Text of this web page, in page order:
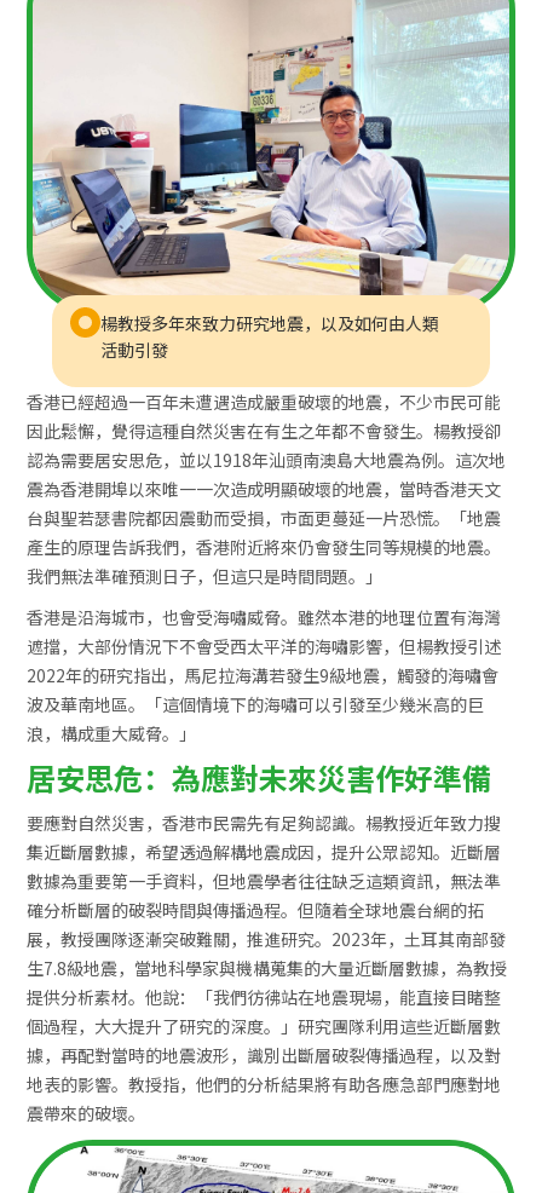
楊教授多年來致力研究地震，以及如何由人類
活動引發
香港已經超過一百年未遭遇造成嚴重破壞的地震，不少市民可能
因此鬆懈，覺得這種自然災害在有生之年都不會發生。楊教授卻
認為需要居安思危，並以1918年汕頭南澳島大地震為例。這次地
震為香港開埠以來唯一一次造成明顯破壞的地震，當時香港天文
台與聖若瑟書院都因震動而受損，市面更蔓延一片恐慌。「地震
產生的原理告訴我們，香港附近將來仍會發生同等規模的地震。
我們無法準確預測日子，但這只是時間問題。」
香港是沿海城市，也會受海嘯威脅。雖然本港的地理位置有海灣
遮擋，大部份情況下不會受西太平洋的海嘯影響，但楊教授引述
2022年的研究指出，馬尼拉海溝若發生9級地震，觸發的海嘯會
波及華南地區。「這個情境下的海嘯可以引發至少幾米高的巨
浪，構成重大威脅。」
居安思危：為應對未來災害作好準備
要應對自然災害，香港市民需先有足夠認識。楊教授近年致力搜
集近斷層數據，希望透過解構地震成因，提升公眾認知。近斷層
數據為重要第一手資料，但地震學者往往缺乏這類資訊，無法準
確分析斷層的破裂時間與傳播過程。但隨着全球地震台網的拓
展，教授團隊逐漸突破難關，推進研究。2023年，土耳其南部發
生7.8級地震，當地科學家與機構蒐集的大量近斷層數據，為教授
提供分析素材。他說：「我們彷彿站在地震現場，能直接目睹整
個過程，大大提升了研究的深度。」研究團隊利用這些近斷層數
據，再配對當時的地震波形，識別出斷層破裂傳播過程，以及對
地表的影響。教授指，他們的分析結果將有助各應急部門應對地
震帶來的破壞。